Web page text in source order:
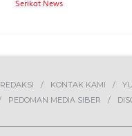
Serikat News
REDAKSI KONTAK KAMI
PEDOMAN MEDIA SIBER